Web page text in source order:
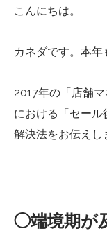
こんにちは。
カネダです。本年
2017年の「店舗
における「セール
解決法をお伝えし
◯端境期が